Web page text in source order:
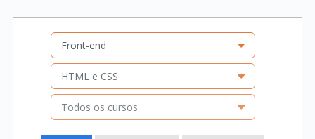
Front-end
HTML e CSS
Todos os cursos